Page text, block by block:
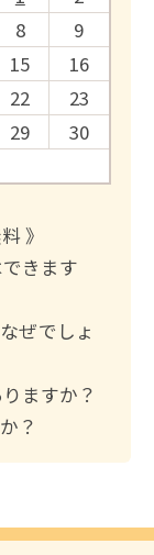
8
9
15
16
22
23
29
30
》
きます
ぜでしょ
ますか？
？